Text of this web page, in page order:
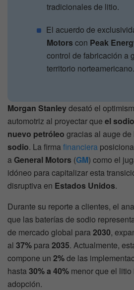
tradicionales de litio.
El acuerdo de
Motors con Peak
control de fabricación a
territorio norteamericano.
Morgan Stanleydesató el
automotriz al proyectar que el
nuevo petróleo gracias al auge de
sodio. La firmafinanciera
aGeneral Motors (GM) como el
idóneo para capitalizar esta
disruptiva en Estados Unidos.
Durante su reporte a clientes, el
que las baterías de sodio
de mercado global para2030,
al 37% para2035. Actualmente,
compone un 2%de las
hasta30% a 40% menor que el
adopción.